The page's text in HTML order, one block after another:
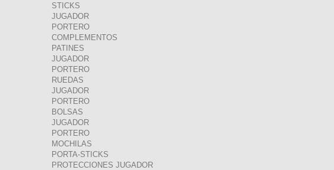
STICKS
JUGADOR
PORTERO
COMPLEMENTOS
PATINES
JUGADOR
PORTERO
RUEDAS
JUGADOR
PORTERO
BOLSAS
JUGADOR
PORTERO
MOCHILAS
PORTA-STICKS
PROTECCIONES JUGADOR